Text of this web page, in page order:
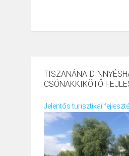
TISZANÁNA-
CSÓNAKKIKÖTŐ
Jelentős turisztikai